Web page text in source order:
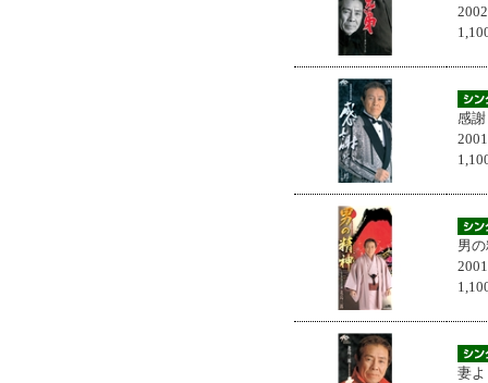
感謝
男
妻よ